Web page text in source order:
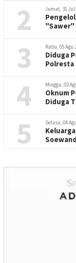
2 Jumat, 31 Jul
"Sawer"
3 Rabu, 05 Agu
Diduga
Polresta
4 Minggu, 02
Oknum
Diduga
5 Selasa, 04